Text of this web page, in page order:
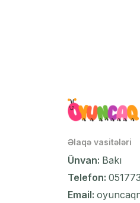
Əlaqə vasitələri
Ünvan: Bakı
Telefon:
Email: